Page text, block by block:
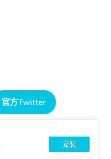
官方Twitter
安裝